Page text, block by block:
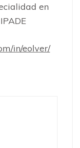
en
in/eolver/